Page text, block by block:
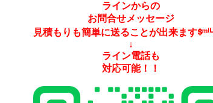
ラインからの
お問合せメッセージ
見積もりも簡単に送ることが出来ます
↓
ライン電話も
対応可能！！